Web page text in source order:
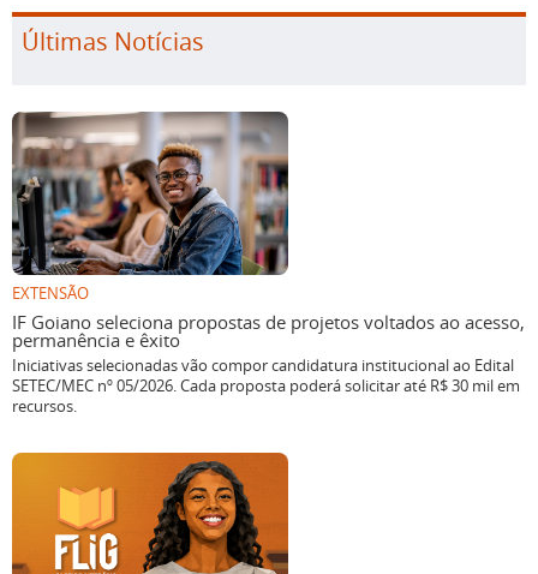
Últimas Notícias
EXTENSÃO
IF Goiano seleciona propostas de projetos voltados ao acesso,
permanência e êxito
Iniciativas selecionadas vão compor candidatura institucional ao Edital
SETEC/MEC nº 05/2026. Cada proposta poderá solicitar até R$ 30 mil em
recursos.